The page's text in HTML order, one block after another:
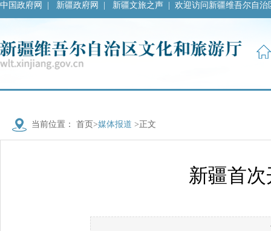
中国政府网 新疆政府网 新疆文旅之声 欢迎访问新疆维吾尔自
当前位置： 首页 >媒体报道 >正文
新疆首